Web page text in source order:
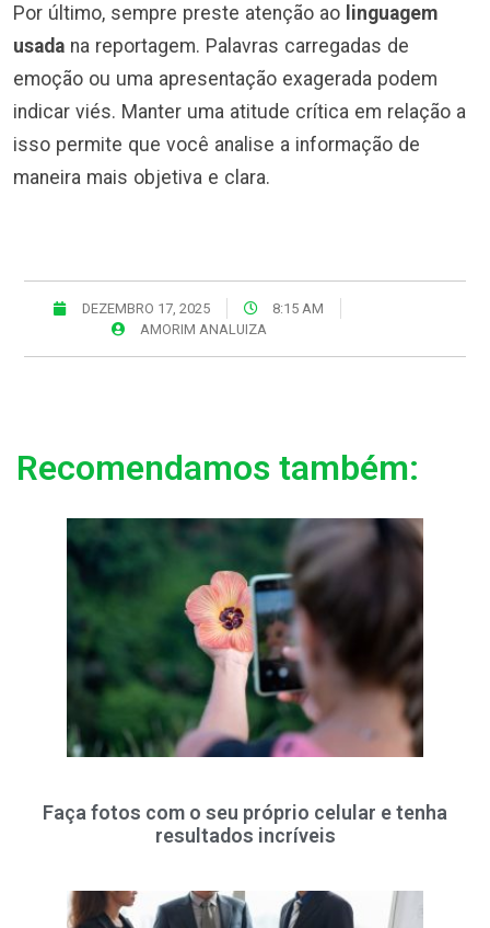
Por último, sempre preste atenção ao linguagem
usada na reportagem. Palavras carregadas de
emoção ou uma apresentação exagerada podem
indicar viés. Manter uma atitude crítica em relação a
isso permite que você analise a informação de
maneira mais objetiva e clara.
DEZEMBRO 17, 2025
8:15 AM
AMORIM ANALUIZA
Recomendamos também:
Faça fotos com o seu próprio celular e tenha
resultados incríveis